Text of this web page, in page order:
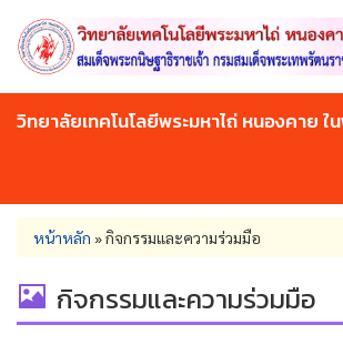
main
content
วิทยาลัยเทคโนโลยีพระมหาไถ่ หนองคาย ใ
You
are
here
หน้าหลัก »กิจกรรมและความร่วมมือ
กิจกรรมและความร่วมมือ